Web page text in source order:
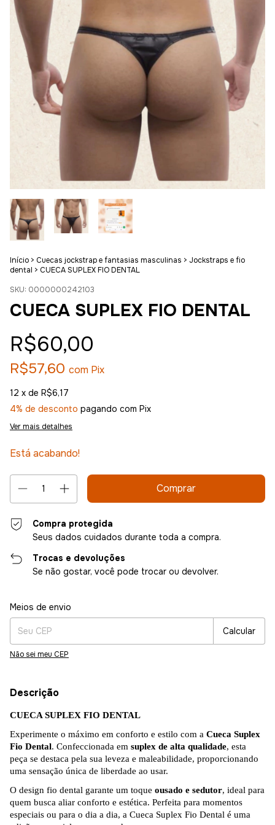
Início > Cuecas jockstrap e fantasias masculinas > Jockstraps e fio
dental > CUECA SUPLEX FIO DENTAL
SKU: 0000000242103
CUECA SUPLEX FIO DENTAL
R$60,00
R$57,60 com Pix
12 x de R$6,17
4% de desconto pagando com Pix
Ver mais detalhes
Está acabando!
Compra protegida
Seus dados cuidados durante toda a compra.
Trocas e devoluções
Se não gostar, você pode trocar ou devolver.
Entregas para o CEP:
Meios de envio
Calcular
Não sei meu CEP
Descrição
CUECA SUPLEX FIO DENTAL
Experimente o máximo em conforto e estilo com a Cueca Suplex
Fio Dental. Confeccionada em suplex de alta qualidade, esta
peça se destaca pela sua leveza e maleabilidade, proporcionando
uma sensação única de liberdade ao usar.
O design fio dental garante um toque ousado e sedutor, ideal para
quem busca aliar conforto e estética. Perfeita para momentos
especiais ou para o dia a dia, a Cueca Suplex Fio Dental é uma